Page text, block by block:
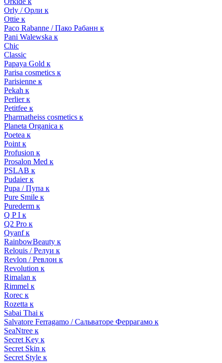
Orly / Орли к
Ottie к
Paco Rabanne / Пако Рабанн к
Pani Walewska к
Chic
Classic
Papaya Gold к
Parisa cosmetics к
Parisienne к
Pekah к
Perlier к
Petitfee к
Pharmatheiss cosmetics к
Planeta Organica к
Poetea к
Point к
Profusion к
Prosalon Med к
PSLAB к
Pudaier к
Pupa / Пупа к
Pure Smile к
Purederm к
Q P I к
Q2 Pro к
Qyanf к
RainbowBeauty к
Relouis / Релуи к
Revlon / Ревлон к
Revolution к
Rimalan к
Rimmel к
Rorec к
Rozetta к
Sabai Thai к
Salvatore Ferragamo / Сальваторе Феррагамо к
SeaNtree к
Secret Key к
Secret Skin к
Secret Style к